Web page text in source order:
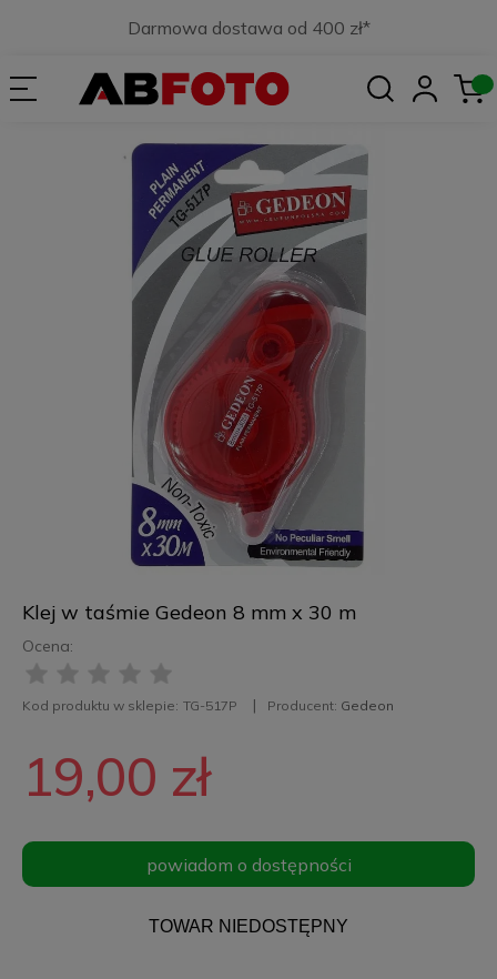
Darmowa dostawa od 400 zł*
Klej w taśmie Gedeon 8 mm x 30 m
Ocena:
Kod produktu w sklepie: TG-517P Producent: Gedeon
19,00 zł
powiadom o dostępności
TOWAR NIEDOSTĘPNY